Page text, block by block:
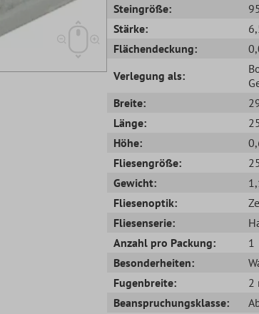
Steingröße:
Stärke:
Flächendeckung:
Verlegung als:
Breite:
Länge:
Höhe:
Fliesengröße:
Gewicht:
Fliesenoptik:
Fliesenserie:
Anzahl pro Packung:
1
Besonderheiten:
Fugenbreite:
2
Beanspruchungsklasse: